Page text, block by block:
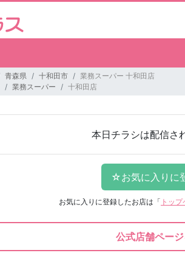
青森県 十和田市
業務スーパー 十和田店
業務スーパー 十和田店
本日チラシは配信さ
お気に入りに登録したお店は 「 トッ
公式店舗ページ